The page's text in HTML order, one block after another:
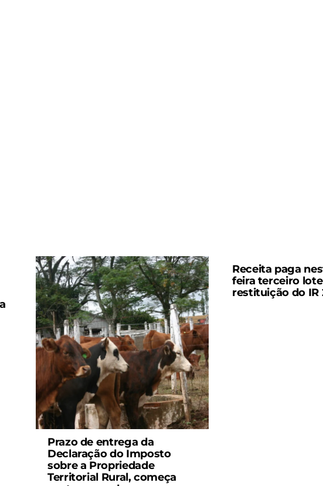
Prazo de entrega da
Declaração do Imposto
sobre a Propriedade
Territorial Rural, começa
Receita paga
feira terceiro
restituição do IR